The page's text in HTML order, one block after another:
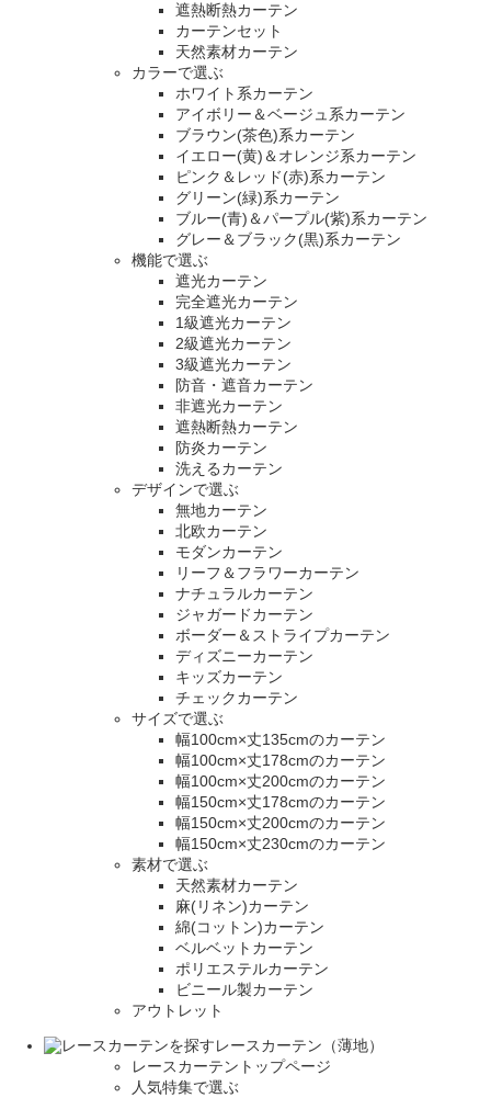
遮熱断熱カーテン
カーテンセット
天然素材カーテン
カラーで選ぶ
ホワイト系カーテン
アイボリー＆ベージュ系カーテン
ブラウン(茶色)系カーテン
イエロー(黄)＆オレンジ系カーテン
ピンク＆レッド(赤)系カーテン
グリーン(緑)系カーテン
ブルー(青)＆パープル(紫)系カーテン
グレー＆ブラック(黒)系カーテン
機能で選ぶ
遮光カーテン
完全遮光カーテン
1級遮光カーテン
2級遮光カーテン
3級遮光カーテン
防音・遮音カーテン
非遮光カーテン
遮熱断熱カーテン
防炎カーテン
洗えるカーテン
デザインで選ぶ
無地カーテン
北欧カーテン
モダンカーテン
リーフ＆フラワーカーテン
ナチュラルカーテン
ジャガードカーテン
ボーダー＆ストライプカーテン
ディズニーカーテン
キッズカーテン
チェックカーテン
サイズで選ぶ
幅100cm×丈135cmのカーテン
幅100cm×丈178cmのカーテン
幅100cm×丈200cmのカーテン
幅150cm×丈178cmのカーテン
幅150cm×丈200cmのカーテン
幅150cm×丈230cmのカーテン
素材で選ぶ
天然素材カーテン
麻(リネン)カーテン
綿(コットン)カーテン
ベルベットカーテン
ポリエステルカーテン
ビニール製カーテン
アウトレット
レースカーテン（薄地）
レースカーテントップページ
人気特集で選ぶ